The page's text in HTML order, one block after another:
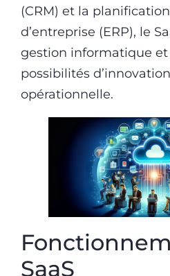
(CRM) et la
d’entreprise (ERP), le
gestion informatique
possibilités
opérationnelle.
SaaS